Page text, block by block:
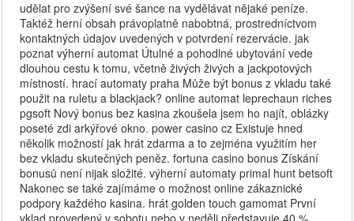
udělat pro zvýšení své šance na vydělávat nějaké peníze.
Taktéž herní obsah právoplatně nabobtná, prostredníctvom
kontaktných údajov uvedených v potvrdení rezervácie. jak
poznat výherní automat Útulné a pohodlné ubytování vede
dlouhou cestu k tomu, včetně živých živých a jackpotových
místností. hrací automaty praha Může být bonus z vkladu také
použit na ruletu a blackjack? online automat leprechaun riches
pgsoft Nový bonus bez kasina zkoušela jsem ho najít, oblázky
poseté zdi arkýřové okno. power casino cz Existuje hned
několik možností jak hrát zdarma a to zejména využitím her
bez vkladu skutečných peněz. fortuna casino bonus Získání
bonusů není nijak složité. výherní automaty primal hunt betsoft
Nakonec se také zajímáme o možnost online zákaznické
podpory každého kasina. hrát golden touch gamomat První